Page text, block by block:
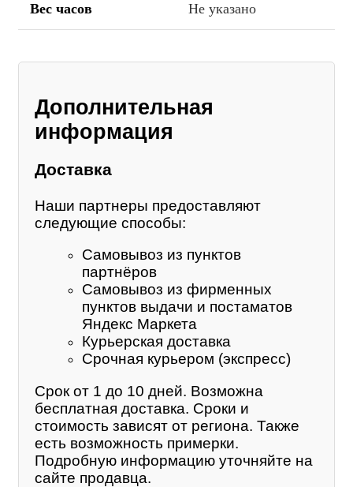
Вес часов Не указано
Дополнительная
информация
Доставка
Наши партнеры предоставляют
следующие способы:
Самовывоз из пунктов
партнёров
Самовывоз из фирменных
пунктов выдачи и постаматов
Яндекс Маркета
Курьерская доставка
Срочная курьером (экспресс)
Срок от 1 до 10 дней. Возможна
бесплатная доставка. Сроки и
стоимость зависят от региона. Также
есть возможность примерки.
Подробную информацию уточняйте на
сайте продавца.